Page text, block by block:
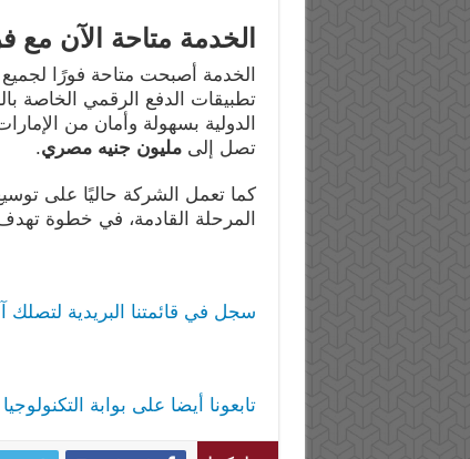
الخدمة متاحة الآن مع
الخدمة أصبحت متاحة فورًا
تطبيقات الدفع الرقمي الخاصة
الدولية بسهولة وأمان من
تصل إلىمليون جنيه مصري.
كما تعمل الشركة حاليًا على
المرحلة القادمة، في خطوة تهدف
سجل في قائمتنا البريدية لتصلك
تابعونا أيضا على بوابة